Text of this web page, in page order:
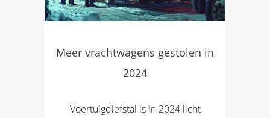
Meer vrachtwagens gestolen in
2024
Voertuigdiefstal is in 2024 licht